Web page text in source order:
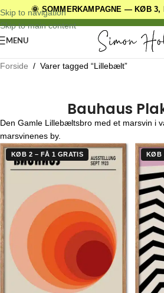
🌞 SOMMERKAMPAGNE — KØB 3,
Skip to navigation
Skip to main content
DANSKE ORIGINALE
MENU
Forside / Varer tagged “Lillebælt”
Bauhaus
Den Gamle Lillebæltsbro med et marsvin i
marsvinenes by.
KØB 2 – FÅ 1 GRATIS KØB